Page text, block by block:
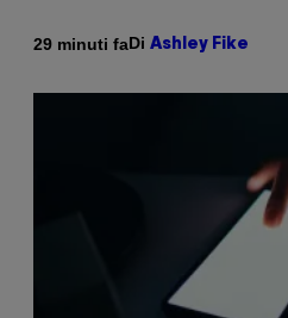
29 minuti faDi Ashley Fike